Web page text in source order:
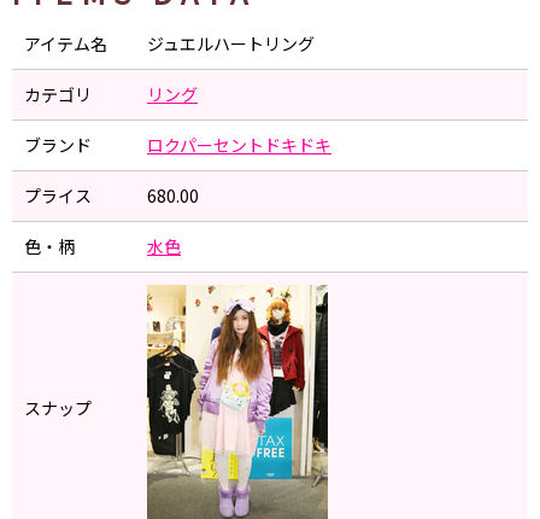
アイテム名 ジュエルハートリング
カテゴリ リング
ブランド ロクパーセントドキドキ
プライス 680.00
色・柄 水色
スナップ